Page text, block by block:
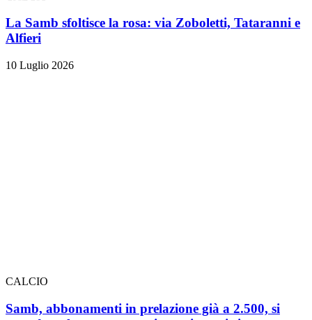
La Samb sfoltisce la rosa: via Zoboletti, Tataranni e
Alfieri
10 Luglio 2026
CALCIO
Samb, abbonamenti in prelazione già a 2.500, si